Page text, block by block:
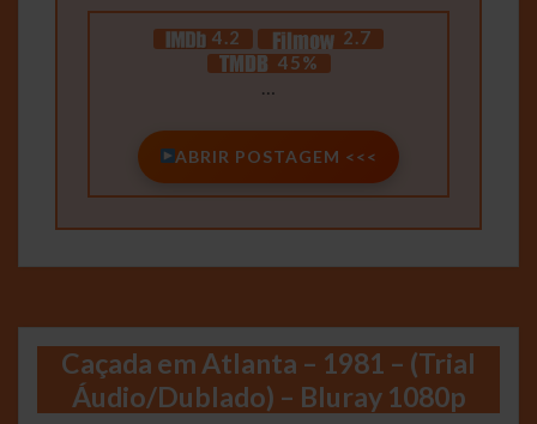
4.2
2.7
45%
…
ABRIR POSTAGEM <<<
Caçada em Atlanta – 1981 – (Trial
Áudio/Dublado) – Bluray 1080p